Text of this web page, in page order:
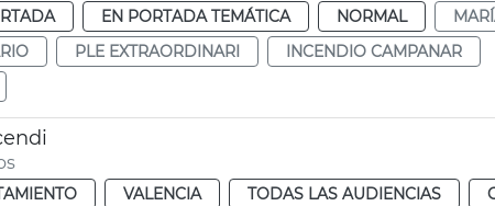
EN PORTADA TEMÁTICA NORMAL
PLE EXTRAORDINARI
INCENDIO CAMPANAR
VALENCIA TODAS LAS AUDIENCIAS